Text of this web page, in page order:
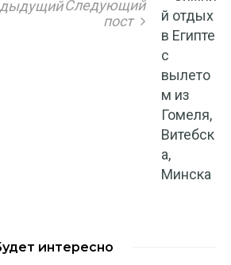
Следующий
пост
интересно